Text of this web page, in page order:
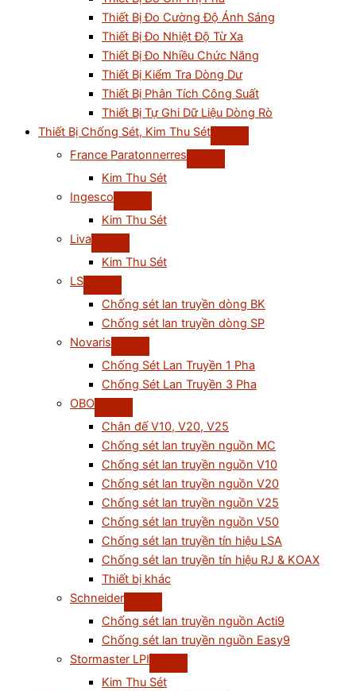
Thiết Bị Đo Cường Độ Ánh Sáng
Thiết Bị Đo Nhiệt Độ Từ Xa
Thiết Bị Đo Nhiều Chức Năng
Thiết Bị Kiểm Tra Dòng Dư
Thiết Bị Phân Tích Công Suất
Thiết Bị Tự Ghi Dữ Liệu Dòng Rò
Thiết Bị Chống Sét, Kim Thu Sét
France Paratonnerres
Kim Thu Sét
Ingesco
Kim Thu Sét
Liva
Kim Thu Sét
LS
Chống sét lan truyền dòng BK
Chống sét lan truyền dòng SP
Novaris
Chống Sét Lan Truyền 1 Pha
Chống Sét Lan Truyền 3 Pha
OBO
Chân đế V10, V20, V25
Chống sét lan truyền nguồn MC
Chống sét lan truyền nguồn V10
Chống sét lan truyền nguồn V20
Chống sét lan truyền nguồn V25
Chống sét lan truyền nguồn V50
Chống sét lan truyền tín hiệu LSA
Chống sét lan truyền tín hiệu RJ & KOAX
Thiết bị khác
Schneider
Chống sét lan truyền nguồn Acti9
Chống sét lan truyền nguồn Easy9
Stormaster LPI
Kim Thu Sét